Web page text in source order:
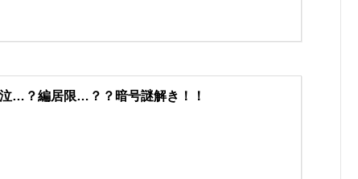
…？編居限…？？暗号謎解き！！